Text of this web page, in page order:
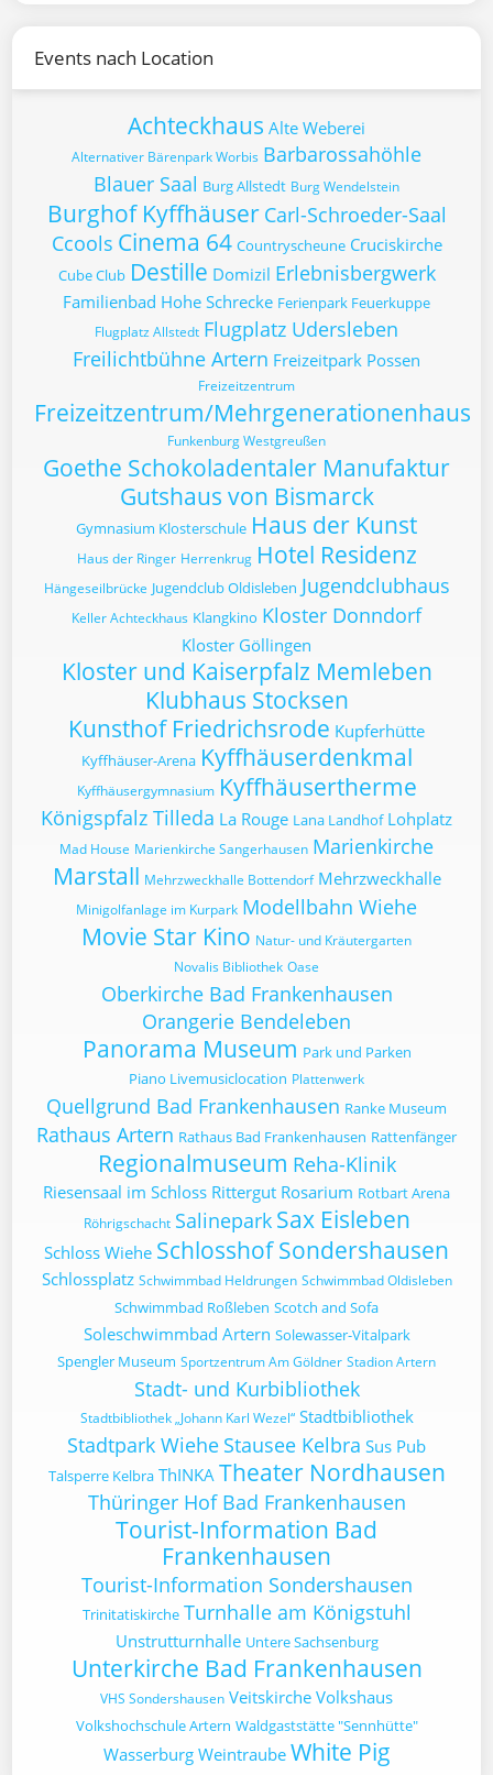
Events nach Location
Achteckhaus Alte Weberei
Alternativer Bärenpark Worbis Barbarossahöhle
Blauer Saal Burg Allstedt Burg Wendelstein
Burghof Kyffhäuser Carl-Schroeder-Saal
Ccools Cinema 64 Countryscheune Cruciskirche
Cube Club Destille Domizil Erlebnisbergwerk
Familienbad Hohe Schrecke Ferienpark Feuerkuppe
Flugplatz Allstedt Flugplatz Udersleben
Freilichtbühne Artern Freizeitpark Possen
Freizeitzentrum
Freizeitzentrum/Mehrgenerationenhaus
Funkenburg Westgreußen
Goethe Schokoladentaler Manufaktur
Gutshaus von Bismarck
Gymnasium Klosterschule Haus der Kunst
Haus der Ringer Herrenkrug Hotel Residenz
Hängeseilbrücke Jugendclub Oldisleben Jugendclubhaus
Keller Achteckhaus Klangkino Kloster Donndorf
Kloster Göllingen
Kloster und Kaiserpfalz Memleben
Klubhaus Stocksen
Kunsthof Friedrichsrode Kupferhütte
Kyffhäuser-Arena Kyffhäuserdenkmal
Kyffhäusergymnasium Kyffhäusertherme
Königspfalz Tilleda La Rouge Lana Landhof Lohplatz
Mad House Marienkirche Sangerhausen Marienkirche
Marstall Mehrzweckhalle Bottendorf Mehrzweckhalle
Minigolfanlage im Kurpark Modellbahn Wiehe
Movie Star Kino Natur- und Kräutergarten
Novalis Bibliothek Oase
Oberkirche Bad Frankenhausen
Orangerie Bendeleben
Panorama Museum Park und Parken
Piano Livemusiclocation Plattenwerk
Quellgrund Bad Frankenhausen Ranke Museum
Rathaus Artern Rathaus Bad Frankenhausen Rattenfänger
Regionalmuseum Reha-Klinik
Riesensaal im Schloss Rittergut Rosarium Rotbart Arena
Röhrigschacht Salinepark Sax Eisleben
Schloss Wiehe Schlosshof Sondershausen
Schlossplatz Schwimmbad Heldrungen Schwimmbad Oldisleben
Schwimmbad Roßleben Scotch and Sofa
Soleschwimmbad Artern Solewasser-Vitalpark
Spengler Museum Sportzentrum Am Göldner Stadion Artern
Stadt- und Kurbibliothek
Stadtbibliothek „Johann Karl Wezel“ Stadtbibliothek
Stadtpark Wiehe Stausee Kelbra Sus Pub
Talsperre Kelbra ThINKA Theater Nordhausen
Thüringer Hof Bad Frankenhausen
Tourist-Information Bad
Frankenhausen
Tourist-Information Sondershausen
Trinitatiskirche Turnhalle am Königstuhl
Unstrutturnhalle Untere Sachsenburg
Unterkirche Bad Frankenhausen
VHS Sondershausen Veitskirche Volkshaus
Volkshochschule Artern Waldgaststätte "Sennhütte"
Wasserburg Weintraube White Pig